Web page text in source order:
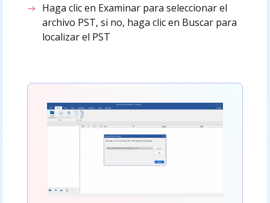
Haga clic en Examinar para seleccionar el
archivo PST, si no, haga clic en Buscar para
localizar el PST